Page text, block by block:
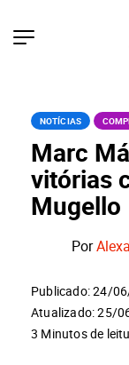
NOTÍCIAS
Marc
vitórias
Mugello
Por
Publicado: 24/
Atualizado: 25/
3 Minutos de